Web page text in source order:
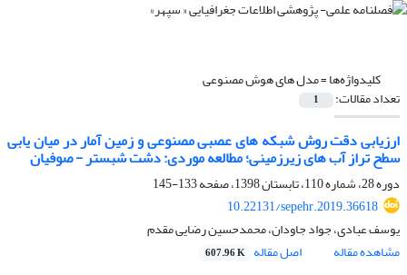
کلیدواژه‌ها =مدل های هوش مصنوعی
تعداد مقالات: 1
ارزیابی دقت روش شبکه های عصبی مصنوعی و زمین آمار در میان یابی
سطح تراز آب های زیرزمینی؛ مطالعه موردی: دشت شبستر - صوفیان
دوره 28، شماره 110، تابستان 1398، صفحه
133-145
10.22131/sepehr.2019.36618
یوسف عبادی، جواد جاودان، محمدحسین رضایی مقدم
مشاهده مقاله
اصل مقاله 607.96 K